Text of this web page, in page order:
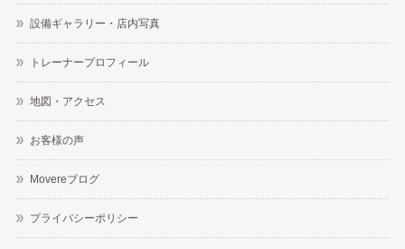
設備ギャラリー・店内写真
トレーナープロフィール
地図・アクセス
お客様の声
Movereブログ
プライバシーポリシー